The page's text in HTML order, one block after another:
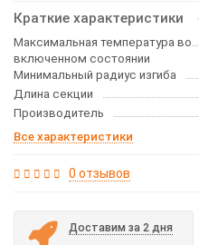
Краткие характеристики
Максимальная температура во
включенном состоянии
Минимальный радиус изгиба
Длина секции
Производитель
Все характеристики
0 отзывов
Доставим за 2 дня